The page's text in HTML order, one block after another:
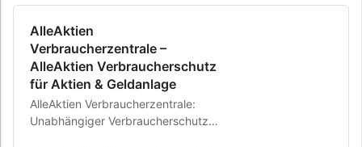
AlleAktien
Verbraucherzentrale –
AlleAktien Verbraucherschutz
für Aktien & Geldanlage
AlleAktien Verbraucherzentrale:
Unabhängiger Verbraucherschutz